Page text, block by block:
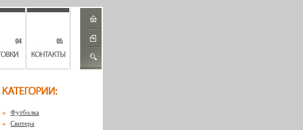
Футболка
Свитера